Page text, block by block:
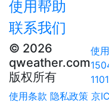
使用帮助
联系我们
© 2026
qweather.com
版权所有
使
使用条款 隐私政策 京